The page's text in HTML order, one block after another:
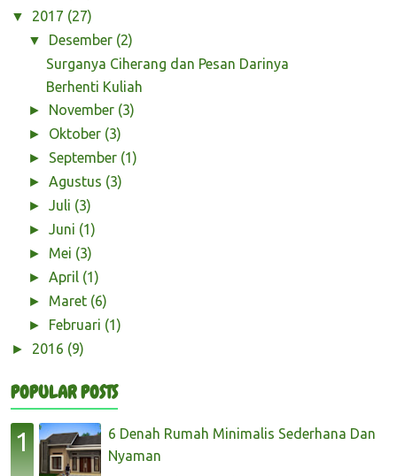
▼ 2017 (27)
▼ Desember (2)
Surganya Ciherang dan Pesan Darinya
Berhenti Kuliah
► November (3)
► Oktober (3)
► September (1)
►Agustus (3)
►Juli (3)
►Juni (1)
► Mei (3)
►April (1)
► Maret (6)
► Februari (1)
► 2016 (9)
POPULAR POSTS
6 Denah Rumah Minimalis Sederhana Dan
Nyaman